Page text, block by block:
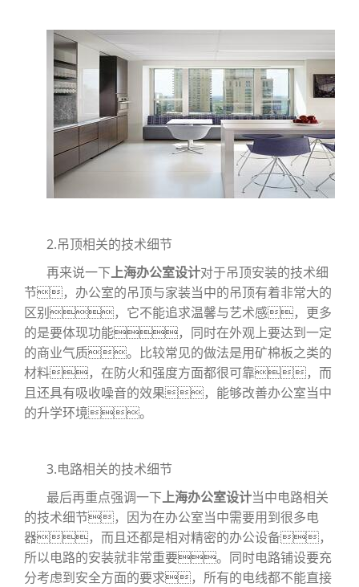
2.吊顶相关的技术细节
再来说一下上海办公室设计对于吊顶安装的技术细
节，办公室的吊顶与家装当中的吊顶有着非常大的
区别，它不能追求温馨与艺术感，更多
的是要体现功能，同时在外观上要达到一定
的商业气质。比较常见的做法是用矿棉板之类的
材料，在防火和强度方面都很可靠，而
且还具有吸收噪音的效果，能够改善办公室当中
的升学环境。
3.电路相关的技术细节
最后再重点强调一下上海办公室设计当中电路相关
的技术细节，因为在办公室当中需要用到很多电
器，而且还都是相对精密的办公设备，
所以电路的安装就非常重要。同时电路铺设要充
分考虑到安全方面的要求，所有的电线都不能直接